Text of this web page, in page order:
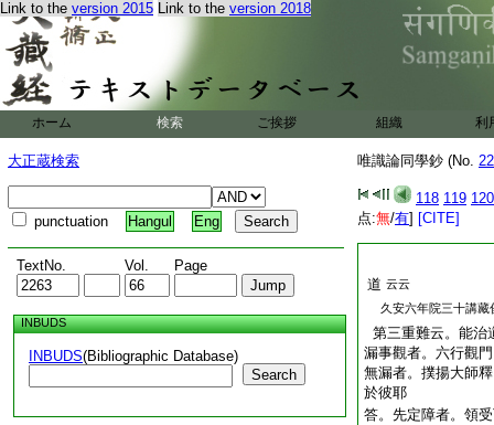
Link to the version 2015 Link to the version 2018
ホーム 検索 ご挨拶 組織 利
大正蔵検索
punctuation Hangul Eng
TextNo. Vol. Page
INBUDS
INBUDS(Bibliographic Database)
Search
唯識論同學鈔 (No.
118 119 120
点:無/有] [CITE]
道 云云
久安六年院三十講藏
第三重難云。能治
漏事觀者。六行觀
無漏者。撲揚大師
於彼耶
答。先定障者。領